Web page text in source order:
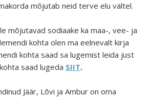
mõjutab neid terve elu vältel.
mõjutavad sodiaake ka maa-, vee- ja
kohta olen ma eelnevalt kirja
kohta saad sa lugemist leida just
saad lugeda SIIT.
Jäär, Lõvi ja Ambur on oma